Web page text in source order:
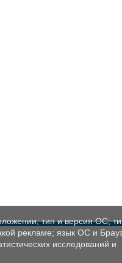
тип и версия ОС;
рекламе; язык ОС и
исследований и